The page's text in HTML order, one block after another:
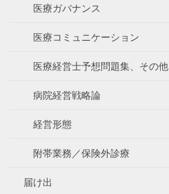
医療ガバナンス
医療コミュニケーション
医療経営士予想問題集、その他
病院経営戦略論
経営形態
附帯業務／保険外診療
届け出